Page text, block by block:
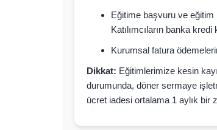
Eğitime başvuru ve
Katılımcıların banka
Kurumsal fatura
Dikkat: Eğitimlerimize kesin
durumunda, döner sermaye
ücret iadesi ortalama 1 aylık bir